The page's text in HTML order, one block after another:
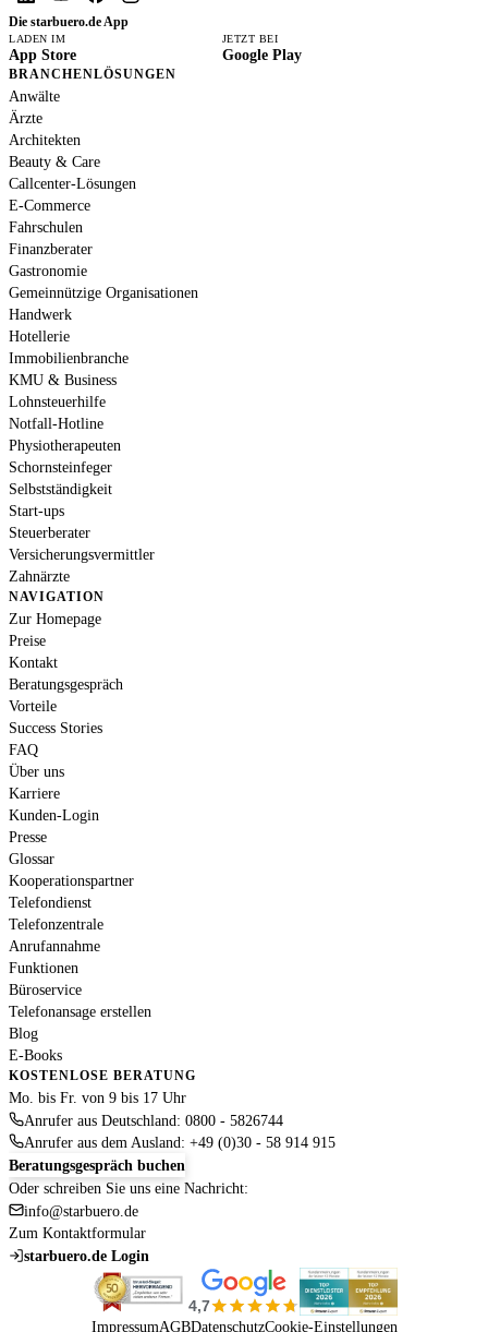
Die starbuero.de App
LADEN IM
App Store
JETZT BEI
Google Play
BRANCHENLÖSUNGEN
Anwälte
Ärzte
Architekten
Beauty & Care
Callcenter-Lösungen
E-Commerce
Fahrschulen
Finanzberater
Gastronomie
Gemeinnützige Organisationen
Handwerk
Hotellerie
Immobilienbranche
KMU & Business
Lohnsteuerhilfe
Notfall-Hotline
Physiotherapeuten
Schornsteinfeger
Selbstständigkeit
Start-ups
Steuerberater
Versicherungsvermittler
Zahnärzte
NAVIGATION
Zur Homepage
Preise
Kontakt
Beratungsgespräch
Vorteile
Success Stories
FAQ
Über uns
Karriere
Kunden-Login
Presse
Glossar
Kooperationspartner
Telefondienst
Telefonzentrale
Anrufannahme
Funktionen
Büroservice
Telefonansage erstellen
Blog
E-Books
KOSTENLOSE BERATUNG
Mo. bis Fr. von 9 bis 17 Uhr
Anrufer aus Deutschland: 0800 - 5826744
Anrufer aus dem Ausland: +49 (0)30 - 58 914 915
Beratungsgespräch buchen
Oder schreiben Sie uns eine Nachricht:
info@starbuero.de
Zum Kontaktformular
starbuero.de Login
4,7
ImpressumAGBDatenschutzCookie-Einstellungen